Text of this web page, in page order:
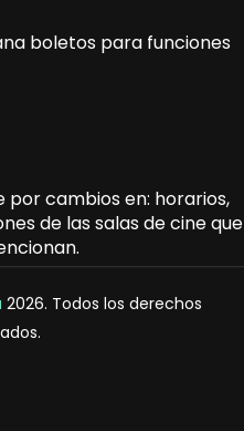
boletos para funciones
por cambios en: horarios,
de las salas de cine que
2026. Todos los derechos